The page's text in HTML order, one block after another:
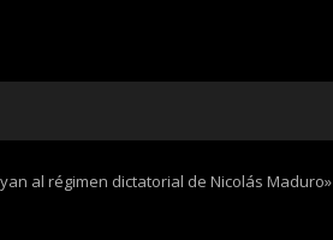
al régimen dictatorial de Nicolás Maduro»